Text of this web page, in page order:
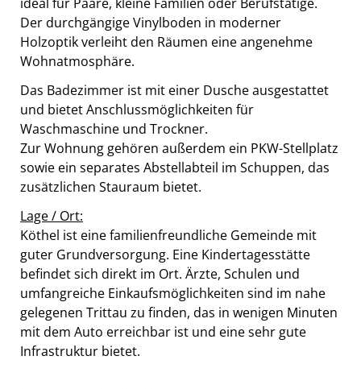
Der durchgängige Vinylboden in moderner
Holzoptik verleiht den Räumen eine angenehme
Wohnatmosphäre.
Das Badezimmer ist mit einer Dusche ausgestattet
und bietet Anschlussmöglichkeiten für
Waschmaschine und Trockner.
Zur Wohnung gehören außerdem ein PKW-Stellplatz
sowie ein separates Abstellabteil im Schuppen, das
zusätzlichen Stauraum bietet.
Lage / Ort:
Köthel ist eine familienfreundliche Gemeinde mit
guter Grundversorgung. Eine Kindertagesstätte
befindet sich direkt im Ort. Ärzte, Schulen und
umfangreiche Einkaufsmöglichkeiten sind im nahe
gelegenen Trittau zu finden, das in wenigen Minuten
mit dem Auto erreichbar ist und eine sehr gute
Infrastruktur bietet.